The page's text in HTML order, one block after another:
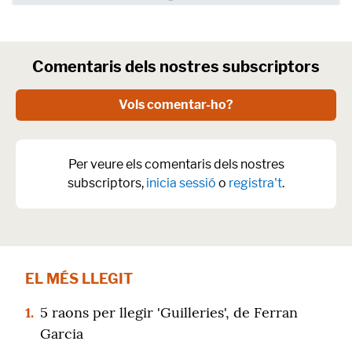
Comentaris dels nostres subscriptors
Vols comentar-ho?
Per veure els comentaris dels nostres
subscriptors, inicia sessió o registra't.
EL MÉS LLEGIT
1. 5 raons per llegir 'Guilleries', de Ferran
Garcia